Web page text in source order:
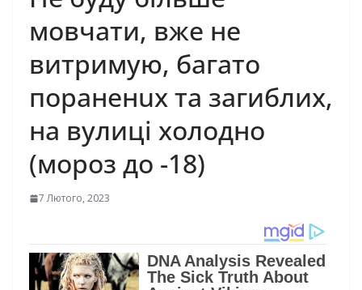
мовчати, вже не
витримую, багато
пораненuх та загиблих,
на вулиці холодно
(мороз до -18)
7 Лютого, 2023